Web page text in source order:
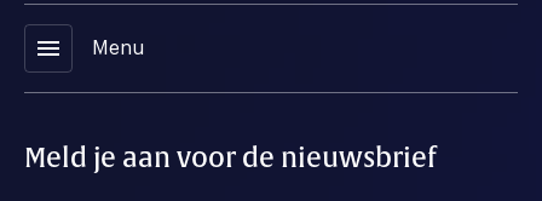
menu Menu
Meld je aan voor de nieuwsbrief